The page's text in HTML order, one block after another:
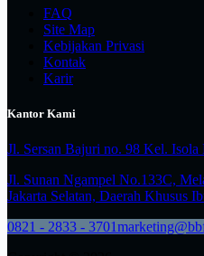
FAQ
Site Map
Kebijakan Privasi
Kontak
Karir
Kantor Kami
Jl. Sersan Bajuri no. 98 Kel.
Jl. Sunan Ngampel No.133C,
Jakarta Selatan, Daerah Khusus
0821 - 2833 - 3701